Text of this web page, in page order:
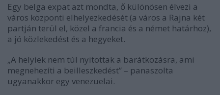
Egy belga expat azt mondta, ő különösen élvezi a
város központi elhelyezkedését (a város a Rajna két
partján terül el, közel a francia és a német határhoz),
a jó közlekedést és a hegyeket.
„A helyiek nem túl nyitottak a barátkozásra, ami
megnehezíti a beilleszkedést” – panaszolta
ugyanakkor egy venezuelai.